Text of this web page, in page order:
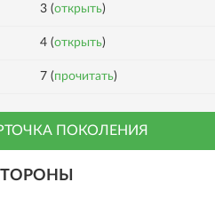
3 (открыть)
4 (открыть)
7 (прочитать)
ПОКОЛЕНИЯ